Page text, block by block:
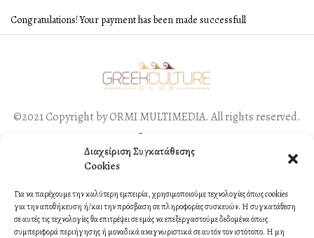
Διαχείριση Συγκατάθεσης
Cookies
Για να παρέχουμε την καλύτερη εμπειρία, χρησιμοποιούμε τεχνολογίες όπως cookies
για την αποθήκευση ή/και την πρόσβαση σε πληροφορίες συσκευών. Η συγκατάθεση
σε αυτές τις τεχνολογίες θα επιτρέψει σε εμάς να επεξεργαστούμε δεδομένα όπως
συμπεριφορά περιήγησης ή μοναδικά αναγνωριστικά σε αυτόν τον ιστότοπο. Η μη
Congratulations! Your payment has been made successfull
©2021 Copyright by ORMI MULTIMEDIA. All rights reserved.
Contact